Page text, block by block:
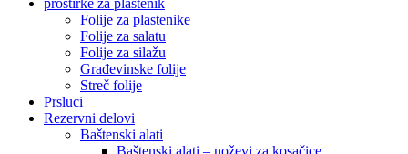
prostirke za plastenik
Folije za plastenike
Folije za salatu
Folije za silažu
Građevinske folije
Streč folije
Prsluci
Rezervni delovi
Baštenski alati
Baštenski alati – noževi za kosačice